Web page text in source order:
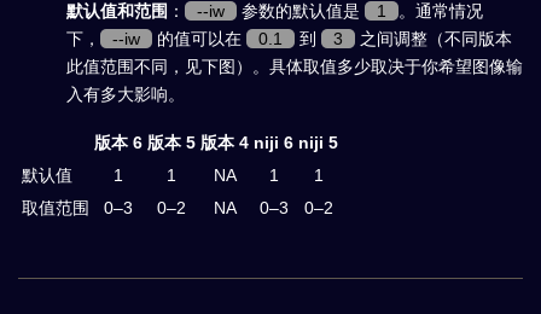
默认值和范围 ： --iw 参数的默认值是 1
。通常情况
下，
--iw 的值可以在 0.1 到 3
之间调整（不同版本
此值范围不同，见下图）。具体取值多少取决于你希望图像输
入有多大影响。
版本 6 版本 5 版本 4 niji 6 niji 5
默认值
1 1 NA 1
1
取值范围
0–3 0–2 NA 0–3 0–2